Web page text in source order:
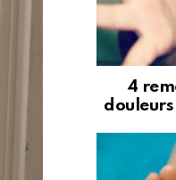
4